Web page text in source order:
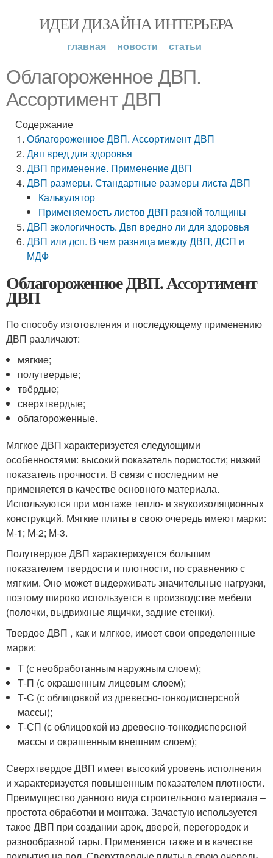
ИДЕИ ДИЗАЙНА ИНТЕРЬЕРА
главная новости статьи
Облагороженное ДВП.
Ассортимент ДВП
Содержание
Облагороженное ДВП. Ассортимент ДВП
Двп вред для здоровья
ДВП применение. Применение ДВП
ДВП размеры. Стандартные размеры листа ДВП
Калькулятор
Применяемость листов ДВП разной толщины
ДВП экологичность. Двп вредно ли для здоровья
ДВП или дсп. В чем разница между ДВП, ДСП и
МДФ
Облагороженное ДВП. Ассортимент
ДВП
По способу изготовления и последующему применению
ДВП различают:
мягкие;
полутвердые;
твёрдые;
сверхтвердые;
облагороженные.
Мягкое ДВП характеризуется следующими
особенностями: высокий показатель пористости; низкий
показатель прочности. В связи с последним не
применяется в качестве основного материала.
Используются при монтаже тепло- и звукоизоляционных
конструкций. Мягкие плиты в свою очередь имеют марки:
М-1; М-2; М-3.
Полутвердое ДВП характеризуется большим
показателем твердости и плотности, по сравнению с
мягким. Оно может выдерживать значительные нагрузки,
поэтому широко используется в производстве мебели
(полочки, выдвижные ящички, задние стенки).
Твердое ДВП , как и мягкое, имеет свои определенные
марки:
Т (с необработанным наружным слоем);
Т-П (с окрашенным лицевым слоем);
Т-С (с облицовкой из древесно-тонкодисперсной
массы);
Т-СП (с облицовкой из древесно-тонкодисперсной
массы и окрашенным внешним слоем);
Сверхтвердое ДВП имеет высокий уровень исполнения
и характеризуется повышенным показателем плотности.
Преимущество данного вида строительного материала –
простота обработки и монтажа. Зачастую используется
такое ДВП при создании арок, дверей, перегородок и
разнообразной тары. Применяется также и в качестве